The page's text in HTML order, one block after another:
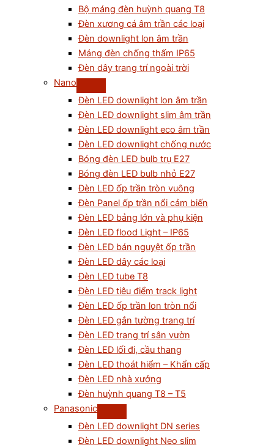
Bộ máng đèn huỳnh quang T8
Đèn xương cá âm trần các loại
Đèn downlight lon âm trần
Máng đèn chống thấm IP65
Đèn dây trang trí ngoài trời
Nano
Đèn LED downlight lon âm trần
Đèn LED downlight slim âm trần
Đèn LED downlight eco âm trần
Đèn LED downlight chống nước
Bóng đèn LED bulb trụ E27
Bóng đèn LED bulb nhỏ E27
Đèn LED ốp trần tròn vuông
Đèn Panel ốp trần nổi cảm biến
Đèn LED bảng lớn và phụ kiện
Đèn LED flood Light – IP65
Đèn LED bán nguyệt ốp trần
Đèn LED dây các loại
Đèn LED tube T8
Đèn LED tiêu điểm track light
Đèn LED ốp trần lon tròn nổi
Đèn LED gắn tường trang trí
Đèn LED trang trí sân vườn
Đèn LED lối đi, cầu thang
Đèn LED thoát hiểm – Khẩn cấp
Đèn LED nhà xưởng
Đèn huỳnh quang T8 – T5
Panasonic
Đèn LED downlight DN series
Đèn LED downlight Neo slim